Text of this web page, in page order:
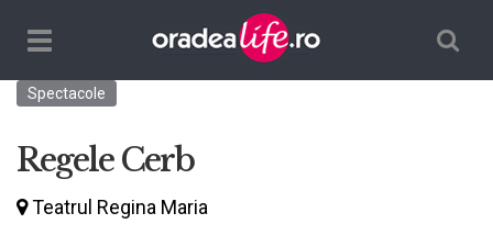
TPL_ORADEALIFE_TOGGLE_NAVIGATION
Spectacole
Regele Cerb
Teatrul Regina Maria